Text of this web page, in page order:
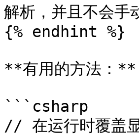
解析，并且不会手
{% endhint %}
**有用的方法：**
```csharp
// 在运行时覆盖